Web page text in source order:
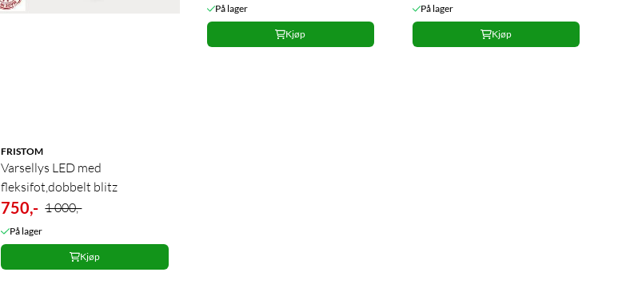
FRISTOM
Varsellys LED med
fleksifot,dobbelt blitz
750,- 1 000,-
På lager
Kjøp
På lager
Kjøp
På lager
Kjøp